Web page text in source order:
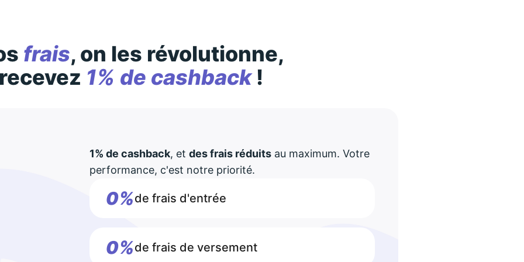
frais, on les révolutionne,
1% de cashback!
1% de cashback, et des frais réduitsau maximum. Votre
performance, c'est notre priorité.
0%de frais d'entrée
0%de frais de versement